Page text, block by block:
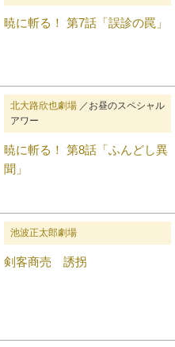
暁に斬る！ 第7話「誤診の罠」
北大路欣也劇場／お昼のスペシャル
アワー
暁に斬る！ 第8話「ふんどし異
聞」
池波正太郎劇場
剣客商売 誘拐